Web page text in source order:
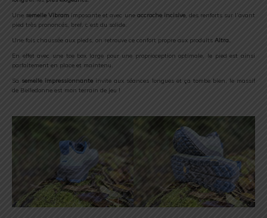
Une semelle Vibram imposante et avec une accroche incisive, des renforts sur l’avant
pied très prononcés, bref, c’est du solide.
Une fois chaussée aux pieds, on retrouve ce confort propre aux produits Altra.
En effet avec une toe box large pour une proprioception optimale, le pied est ainsi
parfaitement en place et maintenu.
Sa semelle impressionnante invite aux séances longues et ça tombe bien, le massif
de Belledonne est mon terrain de jeu !